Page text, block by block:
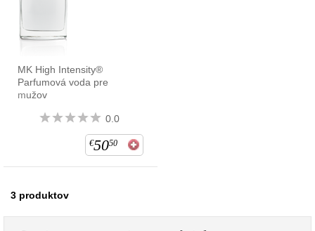
MK High Intensity®
Parfumová voda pre
mužov
0.0
€5050
3 produktov